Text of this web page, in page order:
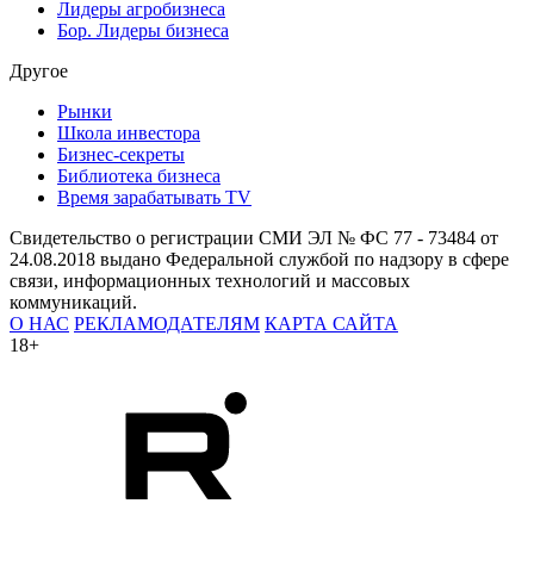
Лидеры агробизнеса
Бор. Лидеры бизнеса
Другое
Рынки
Школа инвестора
Бизнес-секреты
Библиотека бизнеса
Время зарабатывать TV
Свидетельство о регистрации СМИ ЭЛ № ФС 77 - 73484 от
24.08.2018 выдано Федеральной службой по надзору в сфере
связи, информационных технологий и массовых
коммуникаций.
О НАС РЕКЛАМОДАТЕЛЯМ КАРТА САЙТА
18+